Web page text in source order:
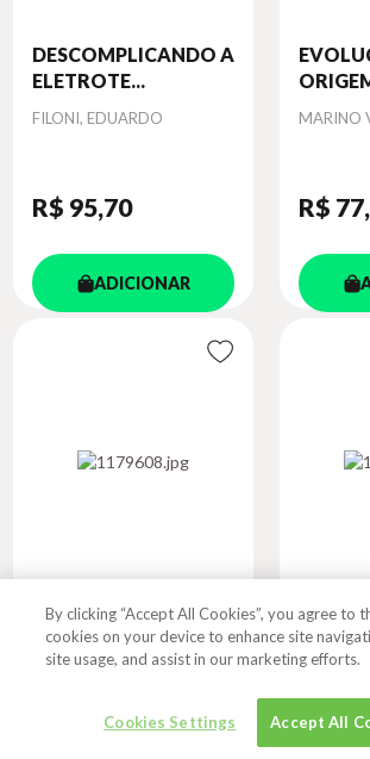
DESCOMPLICANDO A
ELETROTE...
Autor
FILONI, EDUARDO
R$ 95,70
ADICIONAR
Autor
MARINO
R$ 77
GESTÃO
ESTRATÉGICA DO
TUR...
By clicking “Accept All Cookies”, you agree to
cookies on your device to enhance site
site usage, and assist in our marketing efforts.
Cookies Settings Accept All